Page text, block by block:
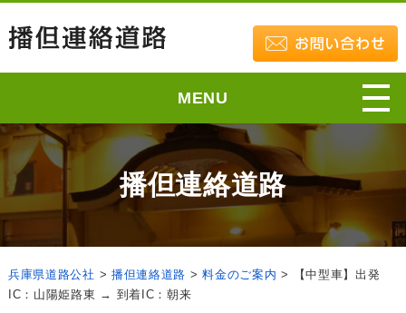
MENU
播但連絡道路
兵庫県道路公社 > 播但連絡道路 >料金のご案内 >
【中型車】出発
IC：山陽姫路東 → 到着IC：朝来